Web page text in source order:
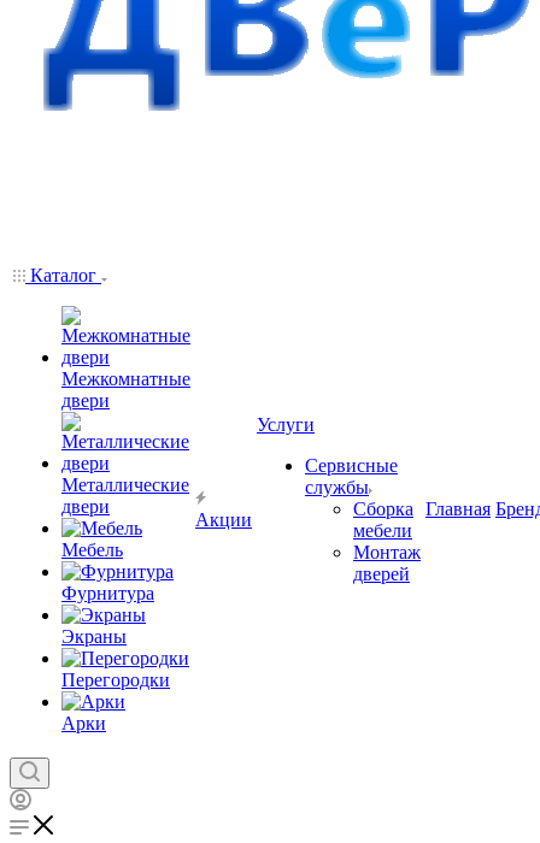
Каталог
Межкомнатные
двери
Металлические
двери
Мебель
Фурнитура
Экраны
Перегородки
Арки
Акции
Услуги
Сервисные
службы
Сборка
мебели
Монтаж
дверей
Главная